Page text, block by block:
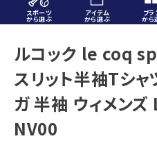
スポーツ
から選ぶ
アイテム
から選ぶ
ブラ
から
ACCOUNT MENU
ようこそ ゲスト 様
meeting_room ログイン person 会員
スポーツから選ぶ
ルコック le coq
スリット半袖Tシャ
ガ 半袖 ウィメン
NV00